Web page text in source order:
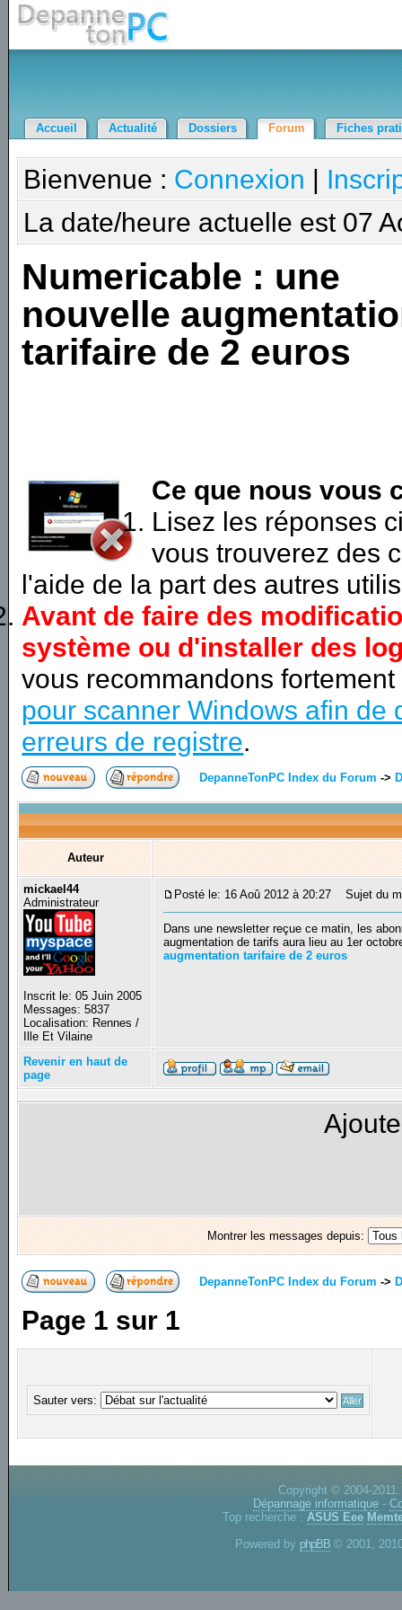
Accueil Actualité Dossiers Forum Fiches
Bienvenue : Connexion |
La date/heure actuelle est 07
Numericable : une
nouvelle
tarifaire de 2 euros
Ce que nous vous
Lisez les réponses
vous trouverez des
l'aide de la part des autres
Avant de faire des
système ou d'installer des
vous recommandons
pour scanner Windows afin de
erreurs de registre.
DepanneTonPC Index du Forum ->
Auteur
mickael44
Administrateur
Inscrit le: 05 Juin 2005
Messages: 5837
Localisation: Rennes /
Ille Et Vilaine
Posté le: 16 Aoû 2012 à 20:27 Sujet du
Dans une newsletter reçue ce matin, les
augmentation de tarifs aura lieu au 1er
augmentation tarifaire de 2 euros
Revenir en haut de
page
Montrer les messages depuis:
DepanneTonPC Index du Forum ->
Page 1 sur 1
Sauter vers:
Copyright © 2004-
Dépannage informatique -
Top recherche : ASUS Eee
Powered by phpBB © 2001,